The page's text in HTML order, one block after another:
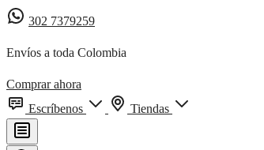
302 7379259
Envíos a toda Colombia
Comprar ahora
Escríbenos
Tiendas